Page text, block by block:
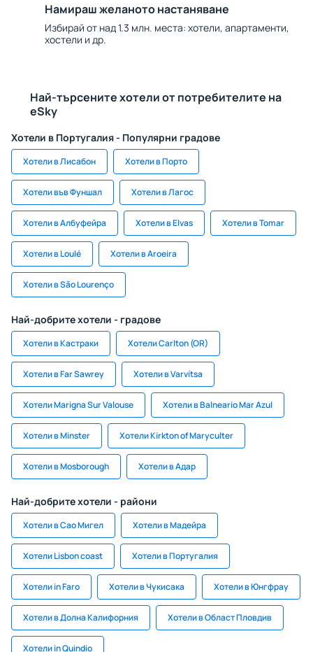
Намираш желаното настаняване
Избирай от над 1.3 млн. места: хотели, апартаменти,
хостели и др.
Най-търсените хотели от потребителите на
eSky
Хотели в Португалия - Популярни градове
Хотели в Лисабон Хотели в Порто
Хотели във Фуншал Хотели в Лагос
Хотели в Албуфейра Хотели в Elvas Хотели в Tomar
Хотели в Loulé Хотели в Aroeira
Хотели в São Lourenço
Най-добрите хотели - градове
Хотели в Кастраки Хотели Carlton (OR)
Хотели в Far Sawrey Хотели в Varvítsa
Хотели Marigna Sur Valouse Хотели в Balneario Mar Azul
Хотели в Minster Хотели Kirkton of Maryculter
Хотели в Mosborough Хотели в Адар
Най-добрите хотели - райони
Хотели в Сао Мигел Хотели в Мадейра
Хотели Lisbon coast Хотели в Португалия
Хотели in Faro Хотели в Чукисака Хотели в Юнгфрау
Хотели в Долна Калифорния Хотели в Област Пловдив
Хотели in Quindio